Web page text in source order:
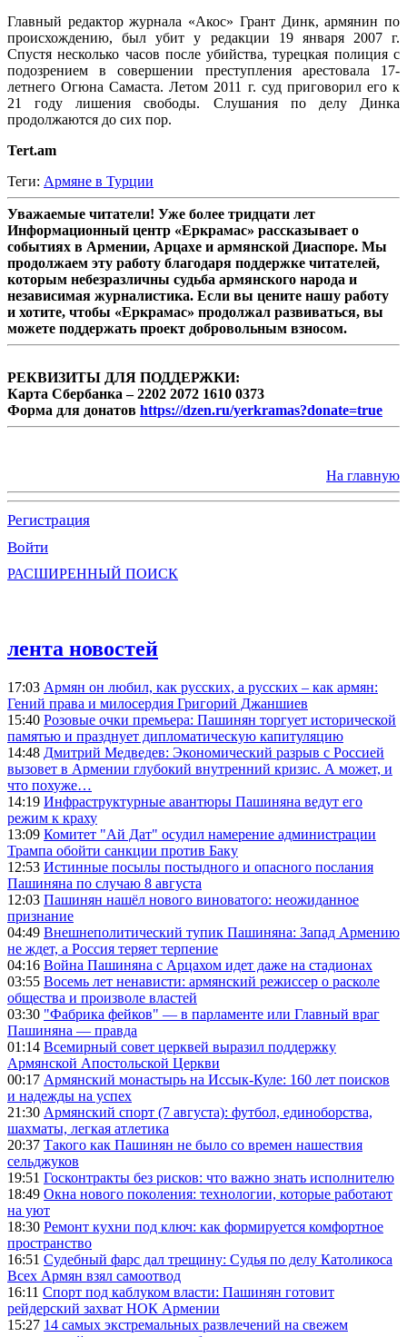
Главный редактор журнала «Акос» Грант Динк, армянин по
происхождению, был убит у редакции 19 января 2007 г.
Спустя несколько часов после убийства, турецкая полиция с
подозрением в совершении преступления арестовала 17-
летнего Огюна Самаста. Летом 2011 г. суд приговорил его к
21 году лишения свободы. Слушания по делу Динка
продолжаются до сих пор.
Tert.am
Теги: Армяне в Турции
Уважаемые читатели! Уже более тридцати лет
Информационный центр «Еркрамас» рассказывает о
событиях в Армении, Арцахе и армянской Диаспоре. Мы
продолжаем эту работу благодаря поддержке читателей,
которым небезразличны судьба армянского народа и
независимая журналистика. Если вы цените нашу работу
и хотите, чтобы «Еркрамас» продолжал развиваться, вы
можете поддержать проект добровольным взносом.
РЕКВИЗИТЫ ДЛЯ ПОДДЕРЖКИ:
Карта Сбербанка – 2202 2072 1610 0373
Форма для донатов https://dzen.ru/yerkramas?donate=true
На главную
Регистрация
Войти
РАСШИРЕННЫЙ ПОИСК
лента новостей
17:03 Армян он любил, как русских, а русских – как армян:
Гений права и милосердия Григорий Джаншиев
15:40 Розовые очки премьера: Пашинян торгует исторической
памятью и празднует дипломатическую капитуляцию
14:48 Дмитрий Медведев: Экономический разрыв с Россией
вызовет в Армении глубокий внутренний кризис. А может, и
что похуже…
14:19 Инфраструктурные авантюры Пашиняна ведут его
режим к краху
13:09 Комитет "Ай Дат" осудил намерение администрации
Трампа обойти санкции против Баку
12:53 Истинные посылы постыдного и опасного послания
Пашиняна по случаю 8 августа
12:03 Пашинян нашёл нового виноватого: неожиданное
признание
04:49 Внешнеполитический тупик Пашиняна: Запад Армению
не ждет, а Россия теряет терпение
04:16 Война Пашиняна с Арцахом идет даже на стадионах
03:55 Восемь лет ненависти: армянский режиссер о расколе
общества и произволе властей
03:30 "Фабрика фейков" — в парламенте или Главный враг
Пашиняна — правда
01:14 Всемирный совет церквей выразил поддержку
Армянской Апостольской Церкви
00:17 Армянский монастырь на Иссык-Куле: 160 лет поисков
и надежды на успех
21:30 Армянский спорт (7 августа): футбол, единоборства,
шахматы, легкая атлетика
20:37 Такого как Пашинян не было со времен нашествия
сельджуков
19:51 Госконтракты без рисков: что важно знать исполнителю
18:49 Окна нового поколения: технологии, которые работают
на уют
18:30 Ремонт кухни под ключ: как формируется комфортное
пространство
16:51 Судебный фарс дал трещину: Судья по делу Католикоса
Всех Армян взял самоотвод
16:11 Спорт под каблуком власти: Пашинян готовит
рейдерский захват НОК Армении
15:27 14 самых экстремальных развлечений на свежем